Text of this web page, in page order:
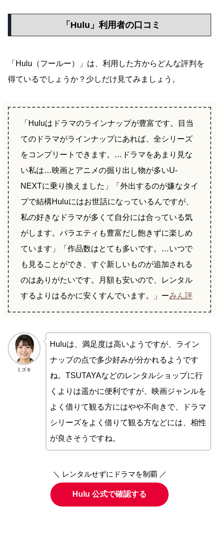
「Hulu」利用者の口コミ
「Hulu（フールー）」は、利用した方からどんな評判を
得ているでしょうか？少しだけ見てみましょう。
「Huluはドラマのラインナップが豊富です。目当
てのドラマがラインナップにあれば、全シリーズ
をコンプリートできます。…ドラマをあまり見な
い私は…映画とアニメの掘り出し物が多いU-
NEXTに乗り換えました」「外出するのが嫌なタイ
プで結構Huluにはお世話になっているんですが、
私の好きなドラマが多くて自分には合っている気
がします。バラエティも豊富だし飽きずに楽しめ
ています」「作品数はとても多いです。…いつで
も見ることができ、すぐ新しいものが追加される
のはありがたいです。月額も安いので、レンタル
するよりはるかに安くすんでいます。」ーみん評
ミズキ
Huluは、満足度は高いようですが、ライン
ナップの点で多少好みが分かれるようです
ね。TSUTAYAなどのレンタルショップに行
くよりは遥かに便利ですが、映画ジャンルを
よく借りて観る方にはやや不向きで、ドラマ
シリーズをよく借りて観る方などには、相性
が良さそうですね。
＼ レンタルせずにドラマを制覇 ／
Hulu 公式で確認する